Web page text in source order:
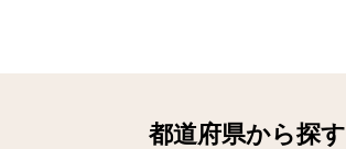
都道府県から探す